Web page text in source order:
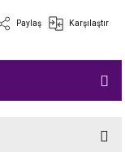
Paylaş Karşılaştır